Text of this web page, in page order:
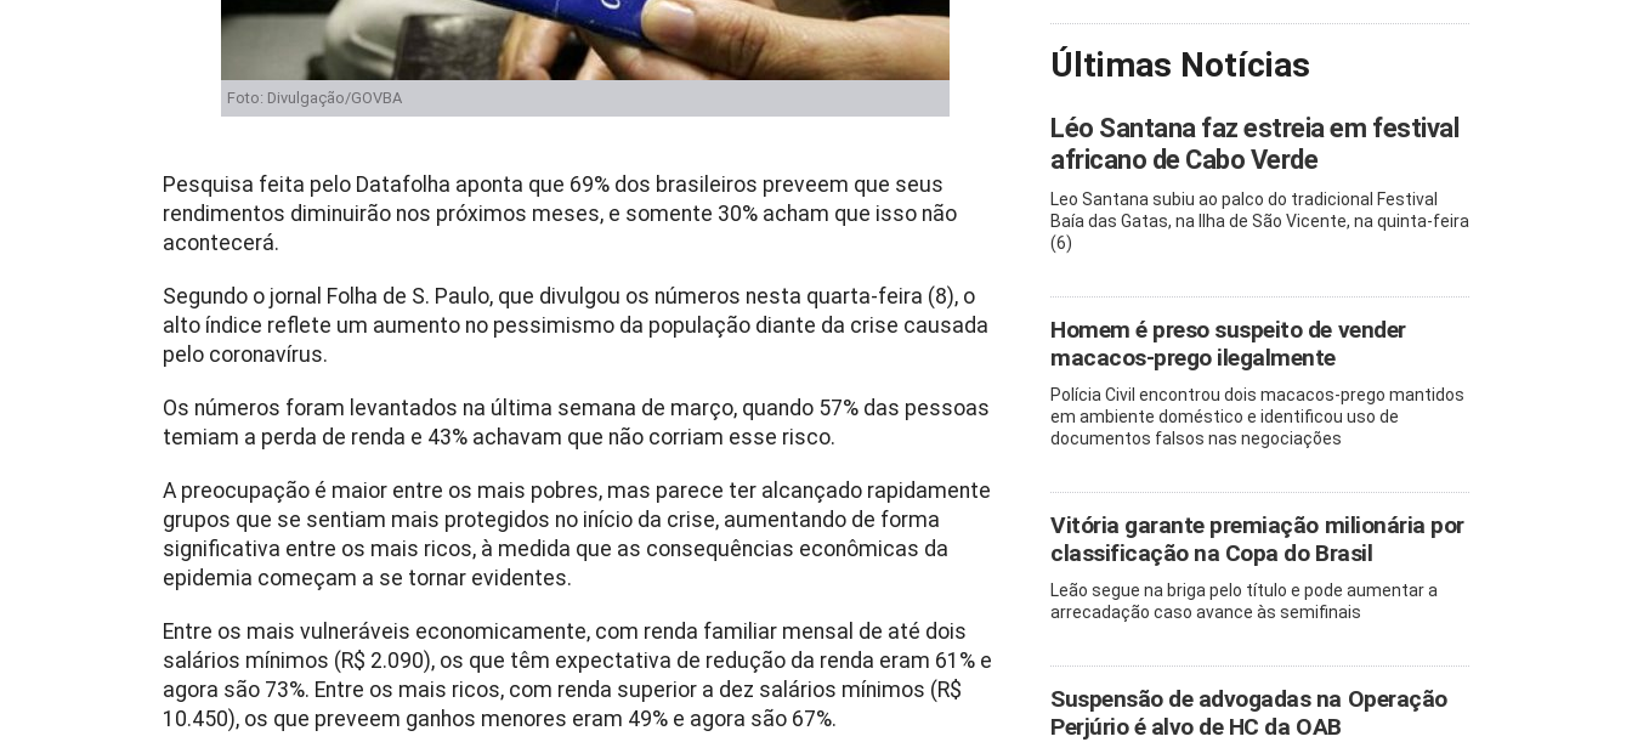
Foto: Divulgação/GOVBA
Pesquisa feita pelo Datafolha aponta que 69% dos brasileiros preveem que seus
rendimentos diminuirão nos próximos meses, e somente 30% acham que isso não
acontecerá.
Segundo o jornal Folha de S. Paulo, que divulgou os números nesta quarta-feira (8), o
alto índice reflete um aumento no pessimismo da população diante da crise causada
pelo coronavírus.
Os números foram levantados na última semana de março, quando 57% das pessoas
temiam a perda de renda e 43% achavam que não corriam esse risco.
A preocupação é maior entre os mais pobres, mas parece ter alcançado rapidamente
grupos que se sentiam mais protegidos no início da crise, aumentando de forma
significativa entre os mais ricos, à medida que as consequências econômicas da
epidemia começam a se tornar evidentes.
Entre os mais vulneráveis economicamente, com renda familiar mensal de até dois
salários mínimos (R$ 2.090), os que têm expectativa de redução da renda eram 61% e
agora são 73%. Entre os mais ricos, com renda superior a dez salários mínimos (R$
10.450), os que preveem ganhos menores eram 49% e agora são 67%.
Últimas Notícias
Léo Santana faz estreia em festival
africano de Cabo Verde
Leo Santana subiu ao palco do tradicional Festival
Baía das Gatas, na Ilha de São Vicente, na quinta-feira
(6)
Homem é preso suspeito de vender
macacos-prego ilegalmente
Polícia Civil encontrou dois macacos-prego mantidos
em ambiente doméstico e identificou uso de
documentos falsos nas negociações
Vitória garante premiação milionária por
classificação na Copa do Brasil
Leão segue na briga pelo título e pode aumentar a
arrecadação caso avance às semifinais
Suspensão de advogadas na Operação
Perjúrio é alvo de HC da OAB